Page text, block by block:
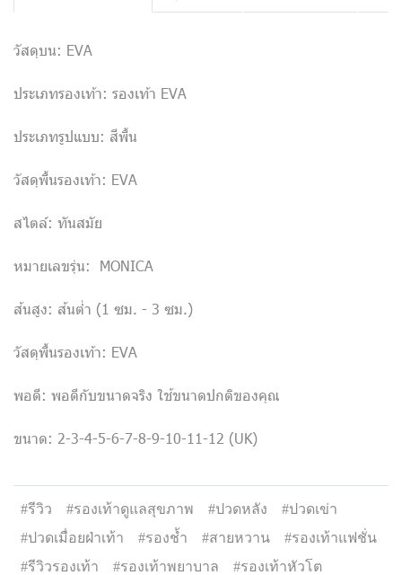
วัสดุบน: EVA
ประเภทรองเท้า: รองเท้า EVA
ประเภทรูปแบบ: สีพื้น
วัสดุพื้นรองเท้า: EVA
สไตล์: ทันสมัย
หมายเลขรุ่น: MONICA
ส้นสูง: ส้นต่ำ (1 ซม. - 3 ซม.)
วัสดุพื้นรองเท้า: EVA
พอดี: พอดีกับขนาดจริง ใช้ขนาดปกติของคุณ
ขนาด: 2-3-4-5-6-7-8-9-10-11-12 (UK)
#รีวิว #รองเท้าดูแลสุขภาพ #ปวดหลัง
#ปวดเข่า
#ปวดเมื่อยฝ่าเท้า
#รองช้ำ #สายหวาน
#รองเท้าแฟชั่น
#รีวิวรองเท้า
#รองเท้าพยาบาล
#รองเท้าหัวโต